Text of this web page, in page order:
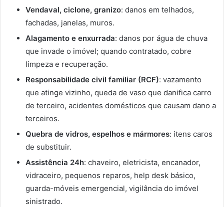
Vendaval, ciclone, granizo: danos em telhados,
fachadas, janelas, muros.
Alagamento e enxurrada: danos por água de chuva
que invade o imóvel; quando contratado, cobre
limpeza e recuperação.
Responsabilidade civil familiar (RCF): vazamento
que atinge vizinho, queda de vaso que danifica carro
de terceiro, acidentes domésticos que causam dano a
terceiros.
Quebra de vidros, espelhos e mármores: itens caros
de substituir.
Assistência 24h: chaveiro, eletricista, encanador,
vidraceiro, pequenos reparos, help desk básico,
guarda-móveis emergencial, vigilância do imóvel
sinistrado.